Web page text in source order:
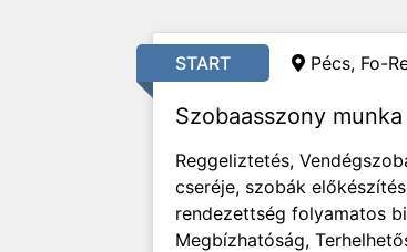
START Pécs, Fo-
Szobaasszony
Reggeliztetés,
cseréje, szobák
rendezettség folyamatos
Megbízhatóság,